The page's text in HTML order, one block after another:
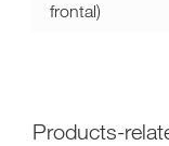
frontal)
products-